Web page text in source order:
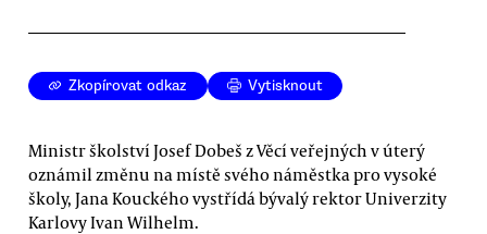
Zkopírovat odkaz Vytisknout
Ministr školství Josef Dobeš z Věcí veřejných v úterý
oznámil změnu na místě svého náměstka pro vysoké
školy, Jana Kouckého vystřídá bývalý rektor Univerzity
Karlovy Ivan Wilhelm.